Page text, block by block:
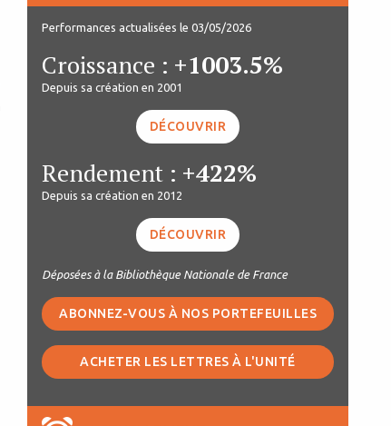
Performances actualisées le 03/05/2026
Croissance : +1003.5%
Depuis sa création en 2001
DÉCOUVRIR
Rendement : +422%
Depuis sa création en 2012
DÉCOUVRIR
Déposées à la Bibliothèque Nationale de France
ABONNEZ-VOUS À NOS PORTEFEUILLES
ACHETER LES LETTRES À L'UNITÉ